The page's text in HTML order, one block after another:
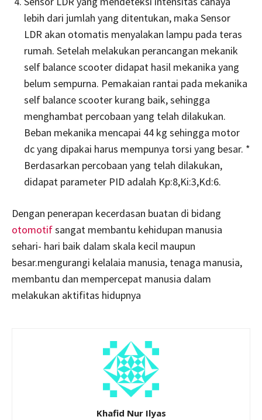
lebih dari jumlah yang ditentukan, maka Sensor
LDR akan otomatis menyalakan lampu pada teras
rumah. Setelah melakukan perancangan mekanik
self balance scooter didapat hasil mekanika yang
belum sempurna. Pemakaian rantai pada mekanika
self balance scooter kurang baik, sehingga
menghambat percobaan yang telah dilakukan.
Beban mekanika mencapai 44 kg sehingga motor
dc yang dipakai harus mempunya torsi yang besar. *
Berdasarkan percobaan yang telah dilakukan,
didapat parameter PID adalah Kp:8,Ki:3,Kd:6.
Dengan penerapan kecerdasan buatan di bidang
otomotifsangat membantu kehidupan manusia
sehari- hari baik dalam skala kecil maupun
besar.mengurangi kelalaia manusia, tenaga manusia,
membantu dan mempercepat manusia dalam
melakukan aktifitas hidupnya
Khafid Nur Ilyas